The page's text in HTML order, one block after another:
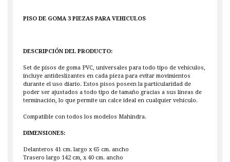
PISO DE GOMA 3 PIEZAS PARA VEHICULOS
DESCRIPCIÓN DEL PRODUCTO:
Set de pisos de goma PVC, universales para todo tipo de vehículos,
incluye antideslizantes en cada pieza para evitar movimientos
durante el uso diario. Estos pisos poseen la particularidad de
poder ser ajustados a todo tipo de tamaño gracias a sus líneas de
terminación, lo que permite un calce ideal en cualquier vehículo.
Compatible con todos los modelos Mahindra.
DIMENSIONES:
Delanteros 41 cm. largo x 65 cm. ancho
Trasero largo 142 cm, x 40 cm. ancho